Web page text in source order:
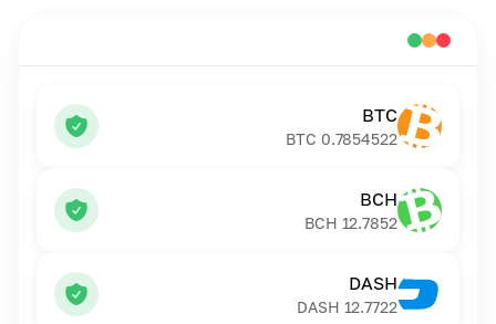
BTC
0.7854522
BTC
BCH
12.7852
BCH
DASH
12.7722
DASH